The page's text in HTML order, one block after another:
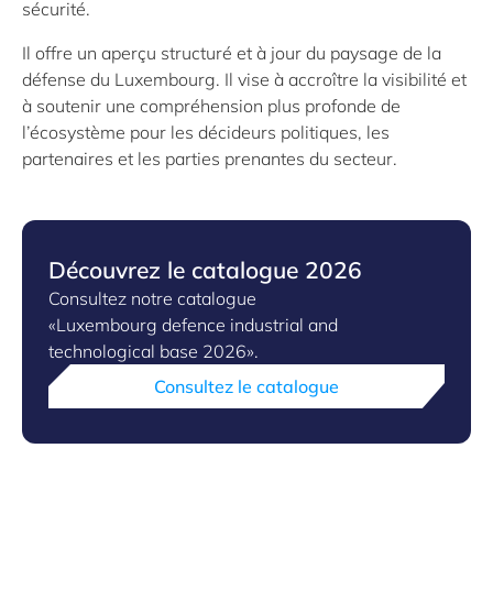
sécurité.
Il offre un aperçu structuré et à jour du paysage de la
défense du Luxembourg. Il vise à accroître la visibilité et
à soutenir une compréhension plus profonde de
l’écosystème pour les décideurs politiques, les
partenaires et les parties prenantes du secteur.
Découvrez le catalogue 2026
Consultez notre catalogue
«Luxembourg defence industrial and
technological base 2026».
Consultez le catalogue